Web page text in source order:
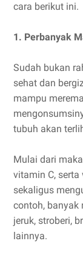
cara berikut ini.
1. Perbanyak
Sudah bukan
sehat dan
mampu
tubuh akan
Mulai dari
vitamin C,
sekaligus
contoh, banyak
jeruk, stroberi,
lainnya.